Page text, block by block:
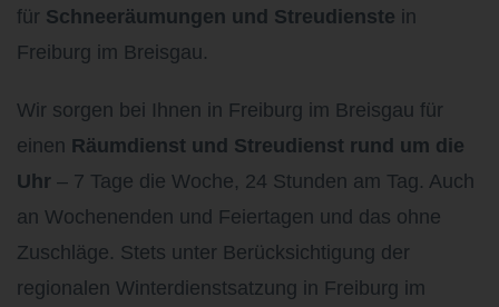
für Schneeräumungen und Streudienste in
Freiburg im Breisgau.
Wir sorgen bei Ihnen in Freiburg im Breisgau für
einen Räumdienst und Streudienst rund um die
Uhr – 7 Tage die Woche, 24 Stunden am Tag. Auch
an Wochenenden und Feiertagen und das ohne
Zuschläge. Stets unter Berücksichtigung der
regionalen Winterdienstsatzung in Freiburg im